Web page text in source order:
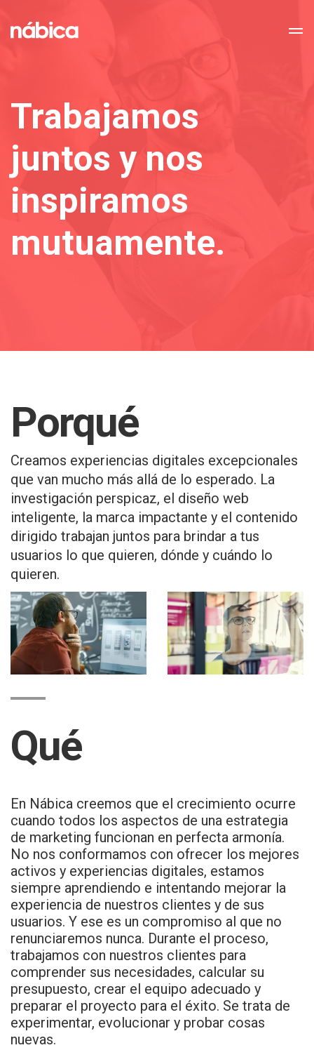
Trabajamos
juntos y nos
inspiramos
mutuamente.
Porqué
Creamos experiencias digitales excepcionales
que van mucho más allá de lo esperado. La
investigación perspicaz, el diseño web
inteligente, la marca impactante y el contenido
dirigido trabajan juntos para brindar a tus
usuarios lo que quieren, dónde y cuándo lo
quieren.
Qué
En Nábica creemos que el crecimiento ocurre
cuando todos los aspectos de una estrategia
de marketing funcionan en perfecta armonía.
No nos conformamos con ofrecer los mejores
activos y experiencias digitales, estamos
siempre aprendiendo e intentando mejorar la
experiencia de nuestros clientes y de sus
usuarios. Y ese es un compromiso al que no
renunciaremos nunca. Durante el proceso,
trabajamos con nuestros clientes para
comprender sus necesidades, calcular su
presupuesto, crear el equipo adecuado y
preparar el proyecto para el éxito. Se trata de
experimentar, evolucionar y probar cosas
nuevas.
Inicio
Nosotros
Servicios
Proyectos